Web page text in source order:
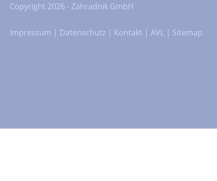
Copyright 2026 - Zahradnik GmbH
Impressum | Datenschutz | Kontakt | AVL | Sitemap